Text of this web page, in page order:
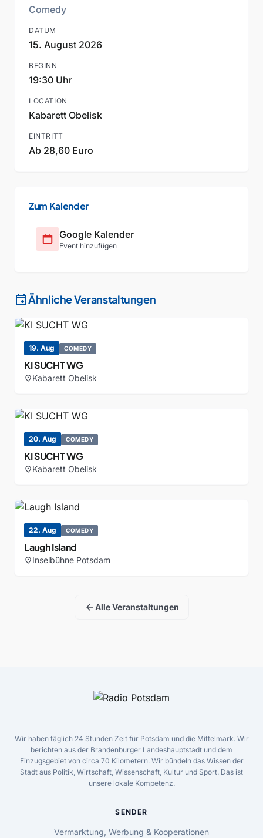
Comedy
DATUM
15. August 2026
BEGINN
19:30 Uhr
LOCATION
Kabarett Obelisk
EINTRITT
Ab 28,60 Euro
Zum Kalender
Google Kalender
Event hinzufügen
eventÄhnliche Veranstaltungen
19. Aug COMEDY
KI SUCHT WG
location_onKabarett Obelisk
20. Aug COMEDY
KI SUCHT WG
location_onKabarett Obelisk
22. Aug COMEDY
Laugh Island
location_onInselbühne Potsdam
arrow_backAlle Veranstaltungen
Wir haben täglich 24 Stunden Zeit für Potsdam und die Mittelmark. Wir
berichten aus der Brandenburger Landeshauptstadt und dem
Einzugsgebiet von circa 70 Kilometern. Wir bündeln das Wissen der
Stadt aus Politik, Wirtschaft, Wissenschaft, Kultur und Sport. Das ist
unsere lokale Kompetenz.
SENDER
Vermarktung, Werbung & Kooperationen